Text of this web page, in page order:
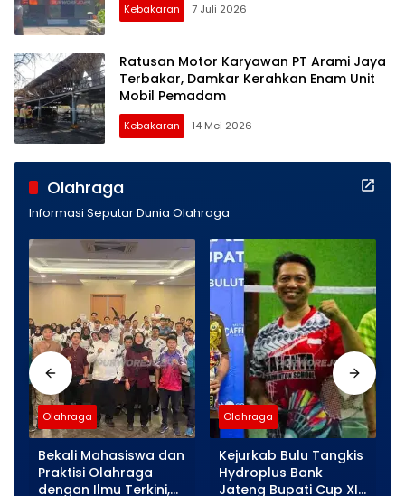
Kebakaran 7 Juli 2026
Ratusan Motor Karyawan PT Arami Jaya
Terbakar, Damkar Kerahkan Enam Unit
Mobil Pemadam
Kebakaran 14 Mei 2026
Olahraga
Informasi Seputar Dunia Olahraga
Olahraga
Bekali Mahasiswa dan
Praktisi Olahraga
dengan Ilmu Terkini,
Olahraga
Kejurkab Bulu Tangkis
Hydroplus Bank
Jateng Bupati Cup XI